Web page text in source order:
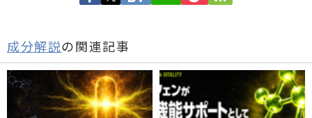
成分解説の関連記事